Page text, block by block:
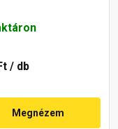
/ db
Megnézem